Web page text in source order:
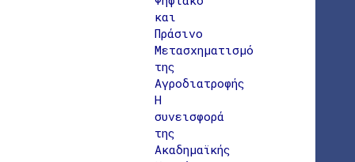
και
Πράσινο
Μετασχηματισμό
της
Αγροδιατροφής
Η
συνεισφορά
της
Ακαδημαϊκής